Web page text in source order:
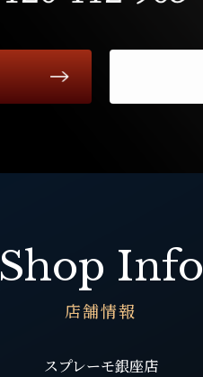
Shop Info
店舗情報
スプレーモ銀座店